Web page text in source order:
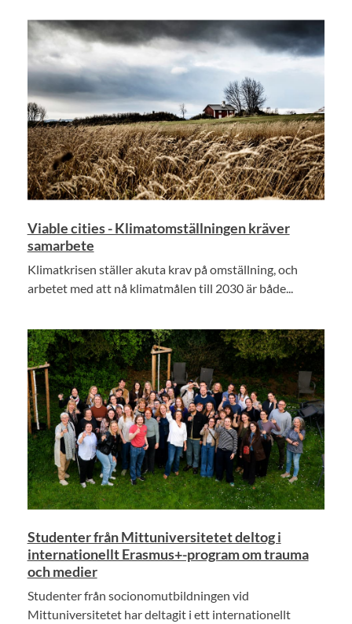
Viable cities - Klimatomställningen kräver
samarbete
Klimatkrisen ställer akuta krav på omställning, och
arbetet med att nå klimatmålen till 2030 är både...
Studenter från Mittuniversitetet deltog i
internationellt Erasmus+-program om trauma
och medier
Studenter från socionomutbildningen vid
Mittuniversitetet har deltagit i ett internationellt